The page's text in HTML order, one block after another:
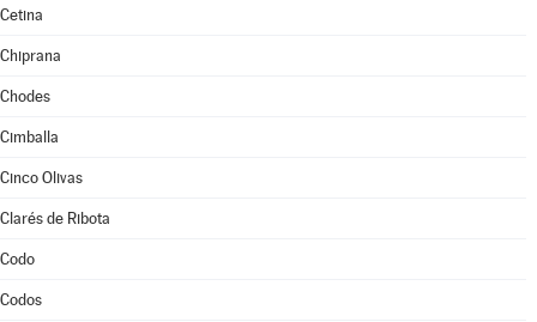
Cetina
Chiprana
Chodes
Cimballa
Cinco Olivas
Clarés de Ribota
Codo
Codos